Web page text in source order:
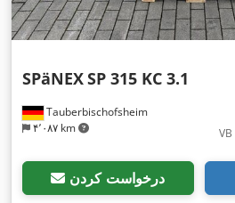
Tauberbischofsheim
۴٬۰۸۷ km
SPäNEXSP 315 KC 3.1
درخواست کردن